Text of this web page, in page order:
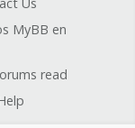
MyBB en
read